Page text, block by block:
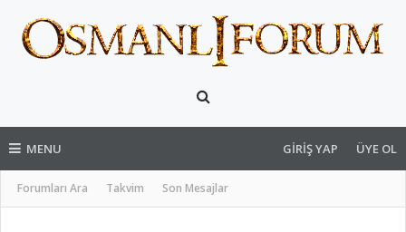
MENU
Forumları Ara Takvim Son Mesajlar
GIRIŞ YAP ÜYE OL